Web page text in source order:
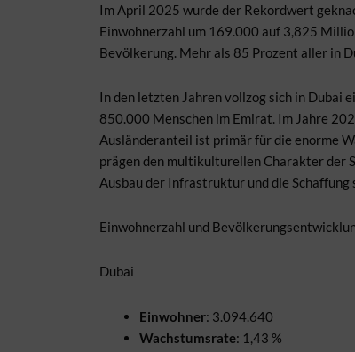
Im April 2025 wurde der Rekordwert
Einwohnerzahl um 169.000 auf 3,825
Bevölkerung. Mehr als 85 Prozent aller in
In den letzten Jahren vollzog sich in Dubai
850.000 Menschen im Emirat. Im Jahre
Ausländeranteil ist primär für die enorme
prägen den multikulturellen Charakter der
Ausbau der Infrastruktur und die
Einwohnerzahl und
Dubai
Einwohner: 3.094.640
Wachstumsrate: 1,43 %